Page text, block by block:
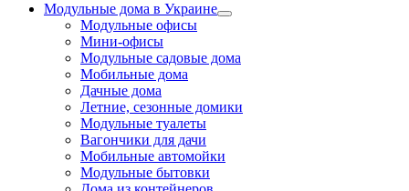
Модульные дома в Украине
Модульные офисы
Мини-офисы
Модульные садовые дома
Мобильные дома
Дачные дома
Летние, сезонные домики
Модульные туалеты
Вагончики для дачи
Мобильные автомойки
Модульные бытовки